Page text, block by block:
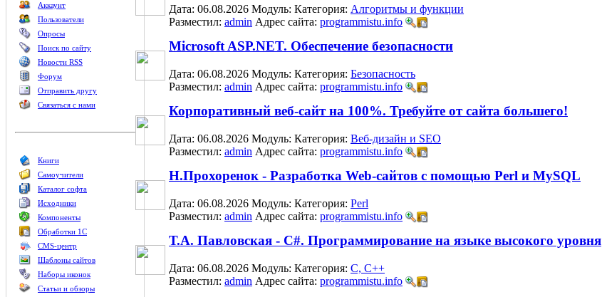
Аккаунт
Пользователи
Опросы
Поиск по сайту
Новости RSS
Форум
Отправить другу
Связаться с нами
Книги
Самоучители
Каталог софта
Исходники
Компоненты
Обработки 1С
CMS-центр
Шаблоны сайтов
Наборы иконок
Статьи и обзоры
Дата: 06.08.2026 Модуль: Категория: Алгоритмы и функции
Разместил: admin Адрес сайта: programmistu.info
Microsoft ASP.NET. Обеспечение безопасности
Дата: 06.08.2026 Модуль: Категория: Безопасность
Разместил: admin Адрес сайта: programmistu.info
Корпоративный веб-сайт на 100%. Требуйте от сайта большего!
Дата: 06.08.2026 Модуль: Категория: Веб-дизайн и SEO
Разместил: admin Адрес сайта: programmistu.info
Н.Прохоренок - Разработка Web-сайтов с помощью Perl и MySQL
Дата: 06.08.2026 Модуль: Категория: Perl
Разместил: admin Адрес сайта: programmistu.info
Т.А. Павловская - C#. Программирование на языке высокого уровня
Дата: 06.08.2026 Модуль: Категория: C, C++
Разместил: admin Адрес сайта: programmistu.info